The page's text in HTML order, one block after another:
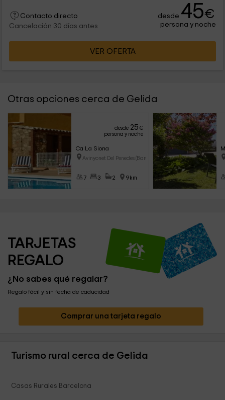
Contacto directo
Cancelación 30 días antes
desde 45€
persona y noche
VER OFERTA
Otras opciones cerca de Gelida
desde 25€
persona y noche
Ca La Siona
Avinyonet Del Penedes (Barcelo
7 3 2 9km
TARJETAS
REGALO
¿No sabes qué regalar?
Regalo fácil y sin fecha de caducidad
Comprar una tarjeta regalo
Turismo rural cerca de Gelida
Casas Rurales Barcelona